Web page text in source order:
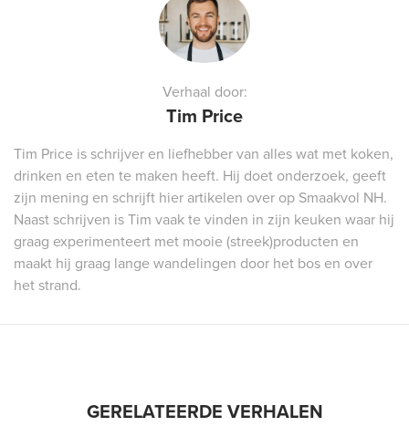
Verhaal door:
Tim Price
Tim Price is schrijver en liefhebber van alles wat met koken,
drinken en eten te maken heeft. Hij doet onderzoek, geeft
zijn mening en schrijft hier artikelen over op Smaakvol NH.
Naast schrijven is Tim vaak te vinden in zijn keuken waar hij
graag experimenteert met mooie (streek)producten en
maakt hij graag lange wandelingen door het bos en over
het strand.
GERELATEERDE VERHALEN